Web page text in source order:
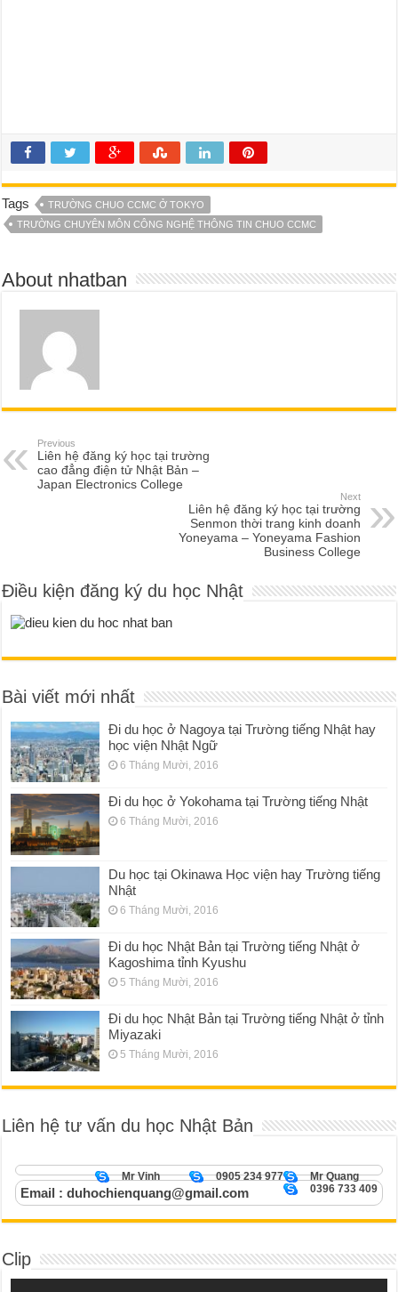
Tags
TRƯỜNG CHUO CCMC Ở TOKYO
TRƯỜNG CHUYÊN MÔN CÔNG NGHỆ THÔNG TIN CHUO CCMC
About nhatban
Previous
Liên hệ đăng ký học tại trường
cao đẳng điện tử Nhật Bản –
Japan Electronics College
Next
Liên hệ đăng ký học tại trường
Senmon thời trang kinh doanh
Yoneyama – Yoneyama Fashion
Business College
Điều kiện đăng ký du học Nhật
Bài viết mới nhất
Đi du học ở Nagoya tại Trường tiếng Nhật hay
học viện Nhật Ngữ
6 Tháng Mười, 2016
Đi du học ở Yokohama tại Trường tiếng Nhật
6 Tháng Mười, 2016
Du học tại Okinawa Học viện hay Trường tiếng
Nhật
6 Tháng Mười, 2016
Đi du học Nhật Bản tại Trường tiếng Nhật ở
Kagoshima tỉnh Kyushu
5 Tháng Mười, 2016
Đi du học Nhật Bản tại Trường tiếng Nhật ở tỉnh
Miyazaki
5 Tháng Mười, 2016
Liên hệ tư vấn du học Nhật Bản
Mr Quang
0905 234 977
Mr Vinh
0396 733 409
Email : duhochienquang@gmail.com
Clip